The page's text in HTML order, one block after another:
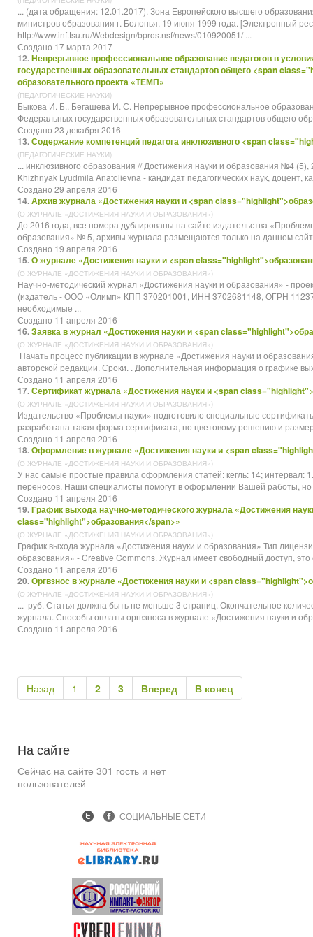
... (дата обращения: 12.01.2017). Зона Европейского высшего
министров образования г. Болонья, 19 июня 1999 года. [Электронный
http://www.inf.tsu.ru/Webdesign/bpros.nsf/news/010920051/ ...
Создано 17 марта 2017
12.Непрерывное профессиональное образование педагогов в
государственных образовательных стандартов общего <span
образовательного проекта «ТЕМП»
(ПЕДАГОГИЧЕСКИЕ НАУКИ)
Быкова И. Б., Бегашева И. С. Непрерывное профессиональное
Федеральных государственных образовательных стандартов общего
Создано 23 декабря 2016
13.Содержание компетенций педагога инклюзивного <span
(ПЕДАГОГИЧЕСКИЕ НАУКИ)
... инклюзивного образования // Достижения науки и образования №4
Khizhnyak Lyudmila Anatolievna - кандидат педагогических наук, доцент,
Создано 29 апреля 2016
14.Архив журнала «Достижения науки и <span
(О ЖУРНАЛЕ «ДОСТИЖЕНИЯ НАУКИ И ОБРАЗОВАНИЯ»)
До 2016 года, все номера дублированы на сайте издательства
образования» № 5, архивы журнала размещаются только на данном
Создано 19 апреля 2016
15.О журнале «Достижения науки и <span
(О ЖУРНАЛЕ «ДОСТИЖЕНИЯ НАУКИ И ОБРАЗОВАНИЯ»)
Научно-методический журнал «Достижения науки и образования» -
(издатель - ООО «Олимп» КПП 370201001, ИНН 3702681148, ОГРН
необходимые ...
Создано 11 апреля 2016
16.Заявка в журнал «Достижения науки и <span
(О ЖУРНАЛЕ «ДОСТИЖЕНИЯ НАУКИ И ОБРАЗОВАНИЯ»)
Начать процесс публикации в журнале «Достижения науки и
авторской редакции. Сроки. . Дополнительная информация о графике
Создано 11 апреля 2016
17.Сертификат журнала «Достижения науки и <span
(О ЖУРНАЛЕ «ДОСТИЖЕНИЯ НАУКИ И ОБРАЗОВАНИЯ»)
Издательство «Проблемы науки» подготовило специальные
разработана такая форма сертификата, по цветовому решению и
Создано 11 апреля 2016
18.Оформление в журнале «Достижения науки и <span
(О ЖУРНАЛЕ «ДОСТИЖЕНИЯ НАУКИ И ОБРАЗОВАНИЯ»)
У нас самые простые правила оформления статей: кегль: 14; интервал:
переносов. Наши специалисты помогут в оформлении Вашей работы, но
Создано 11 апреля 2016
19.График выхода научно-методического журнала «Достижения
class="highlight">образования</span>»
(О ЖУРНАЛЕ «ДОСТИЖЕНИЯ НАУКИ И ОБРАЗОВАНИЯ»)
График выхода журнала «Достижения науки и образования» Тип
образования» - Creative Commons. Журнал имеет свободный доступ, это
Создано 11 апреля 2016
20.Оргвзнос в журнале «Достижения науки и <span
(О ЖУРНАЛЕ «ДОСТИЖЕНИЯ НАУКИ И ОБРАЗОВАНИЯ»)
... руб. Статья должна быть не меньше 3 страниц. Окончательное
журнала. Способы оплаты оргвзноса в журнале «Достижения науки и
Создано 11 апреля 2016
Назад 1 2 3 Вперед В конец
На сайте
Сейчас на сайте 301 гость и нет
пользователей
СОЦИАЛЬНЫЕ СЕТИ